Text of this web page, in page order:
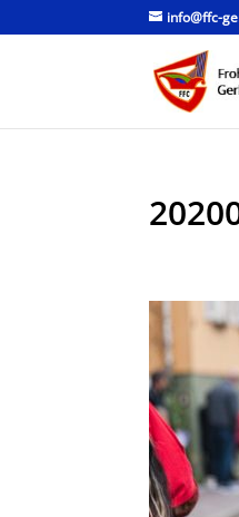
info@ffc-